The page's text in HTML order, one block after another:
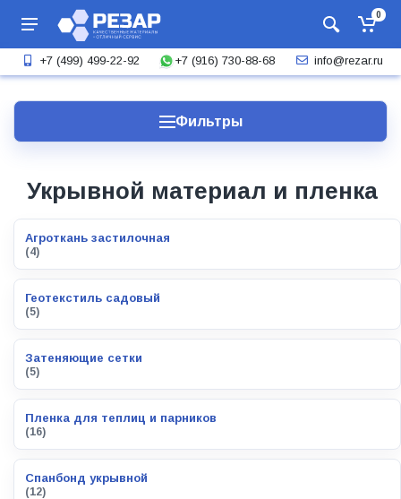
0
+7 (499) 499-22-92 +7 (916) 730-88-68 info@rezar.ru
Фильтры
Укрывной материал и пленка
Агроткань застилочная
(4)
Геотекстиль садовый
(5)
Затеняющие сетки
(5)
Пленка для теплиц и парников
(16)
Спанбонд укрывной
(12)